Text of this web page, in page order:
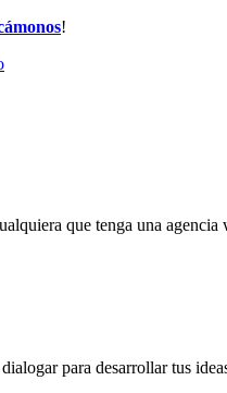
!
que tenga una
para desarrollar tus